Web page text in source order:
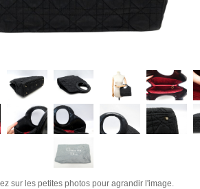
sur les petites photos pour agrandir l'image.